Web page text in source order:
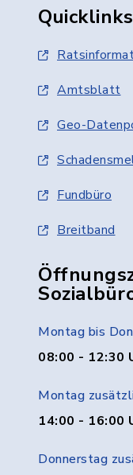
Quicklinks
Amtsblatt
Geo-
Fundbüro
Breitband
Montag bis
08:00 - 12:30
Montag
14:00 - 16:00
Donnerstag